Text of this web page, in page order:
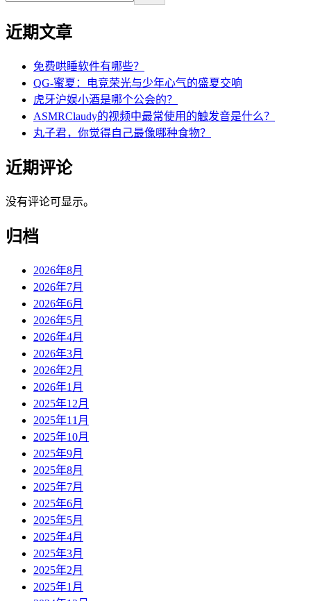
近期文章
免费哄睡软件有哪些？
QG-蜜夏：电竞荣光与少年心气的盛夏交响
虎牙沪娱小酒是哪个公会的？
ASMRClaudy的视频中最常使用的触发音是什么？
丸子君，你觉得自己最像哪种食物？
近期评论
没有评论可显示。
归档
2026年8月
2026年7月
2026年6月
2026年5月
2026年4月
2026年3月
2026年2月
2026年1月
2025年12月
2025年11月
2025年10月
2025年9月
2025年8月
2025年7月
2025年6月
2025年5月
2025年4月
2025年3月
2025年2月
2025年1月